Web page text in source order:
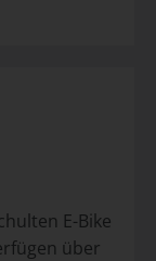
E-Bike
über